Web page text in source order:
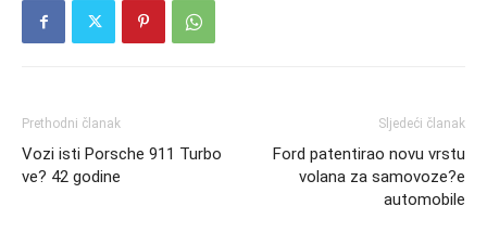
Prethodni članak
Vozi isti Porsche 911 Turbo
ve? 42 godine
Sljedeći članak
Ford patentirao novu vrstu
volana za samovoze?e
automobile